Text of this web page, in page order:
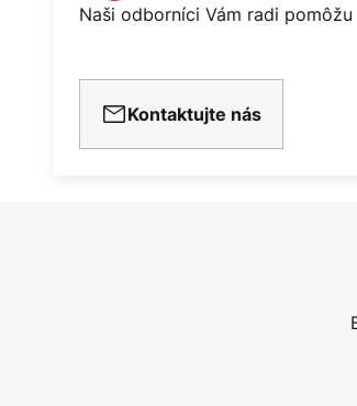
Naši odborníci Vám radi pomôžu
Kontaktujte nás